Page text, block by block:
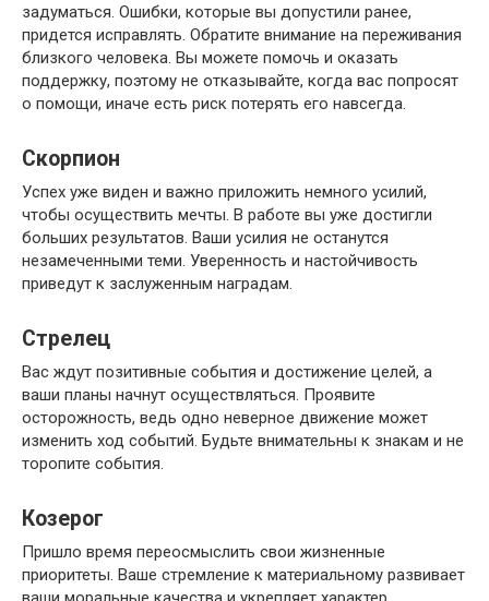
задуматься. Ошибки, которые вы допустили ранее,
придется исправлять. Обратите внимание на переживания
близкого человека. Вы можете помочь и оказать
поддержку, поэтому не отказывайте, когда вас попросят
о помощи, иначе есть риск потерять его навсегда.
Скорпион
Успех уже виден и важно приложить немного усилий,
чтобы осуществить мечты. В работе вы уже достигли
больших результатов. Ваши усилия не останутся
незамеченными теми. Уверенность и настойчивость
приведут к заслуженным наградам.
Стрелец
Вас ждут позитивные события и достижение целей, а
ваши планы начнут осуществляться. Проявите
осторожность, ведь одно неверное движение может
изменить ход событий. Будьте внимательны к знакам и не
торопите события.
Козерог
Пришло время переосмыслить свои жизненные
приоритеты. Ваше стремление к материальному развивает